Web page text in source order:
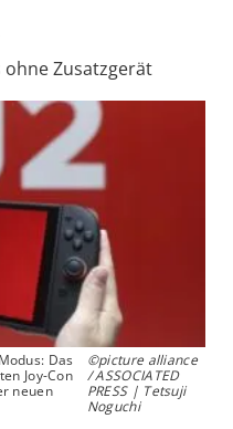
Zusatzgerät
Das
Joy-Con
neuen
©picture alliance
/ ASSOCIATED
PRESS | Tetsuji
Noguchi